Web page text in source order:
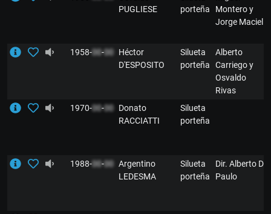
PUGLIESE
porteña
Montero y
Jorge Maciel
1958-00-00
Héctor
D'ESPOSITO
Silueta
porteña
Alberto
Carriego y
Osvaldo
Rivas
1970-00-00
Donato
RACCIATTI
Silueta
porteña
1988-00-00 Argentino
LEDESMA
Silueta
porteña
Dir. Alberto Di
Paulo